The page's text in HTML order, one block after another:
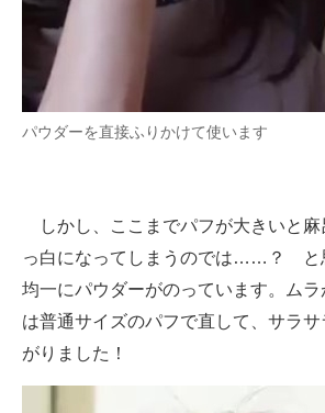
パウダーを直接ふりかけて使います
しかし、ここまでパフが大きいと麻
っ白になってしまうのでは……？ と
均一にパウダーがのっています。ム
は普通サイズのパフで直して、サラ
がりました！